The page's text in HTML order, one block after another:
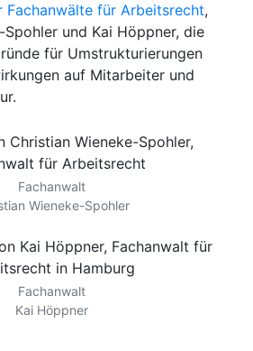
Fachanwälte für Arbeitsrecht,
und Kai Höppner, die
für Umstrukturierungen
auf Mitarbeiter und
Fachanwalt
Wieneke-Spohler
Fachanwalt
Kai Höppner